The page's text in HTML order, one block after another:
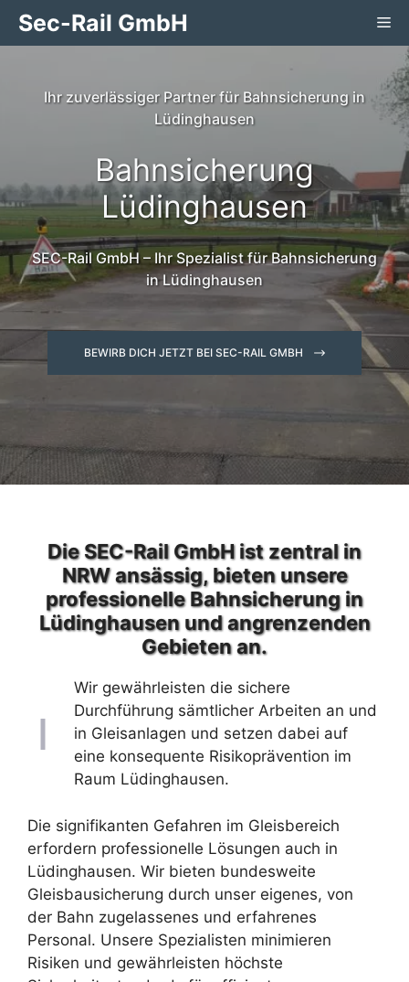
Zum
InhaltSec-Rail GmbH
Ihr zuverlässiger Partner für Bahnsicherung in
Lüdinghausen
Bahnsicherung
Lüdinghausen
SEC-Rail GmbH – Ihr Spezialist für Bahnsicherung
in Lüdinghausen
BEWIRB DICH JETZT BEI SEC-RAIL GMBH
Die SEC-Rail GmbH ist zentral in
NRW ansässig, bieten unsere
professionelle Bahnsicherung in
Lüdinghausen und angrenzenden
Gebieten an.
Wir gewährleisten die sichere
Durchführung sämtlicher Arbeiten an und
in Gleisanlagen und setzen dabei auf
eine konsequente Risikoprävention im
Raum Lüdinghausen.
Die signifikanten Gefahren im Gleisbereich
erfordern professionelle Lösungen auch in
Lüdinghausen. Wir bieten bundesweite
Gleisbausicherung durch unser eigenes, von
der Bahn zugelassenes und erfahrenes
Personal. Unsere Spezialisten minimieren
Risiken und gewährleisten höchste